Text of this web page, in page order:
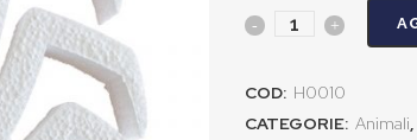
COD: H0010
CATEGORIE: Animali,